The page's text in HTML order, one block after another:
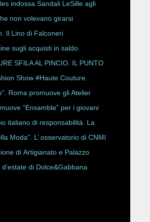
indossa Sandali LeSille agli
2026
non volevano girarsi
Il Lino di Falconeri
sugli acquisti in saldo.
SFILA AL PINCIO. IL PUNTO
ONORATO E
ANGELILLI
Show #Haute Couture.
Roma promuove gli Atelier
“Ensamble” per i giovani
italiano di responsabilità. La
FiberModa”. L’ osservatorio di CNMI
di Artigianato e Palazzo
di Dolce&Gabbana